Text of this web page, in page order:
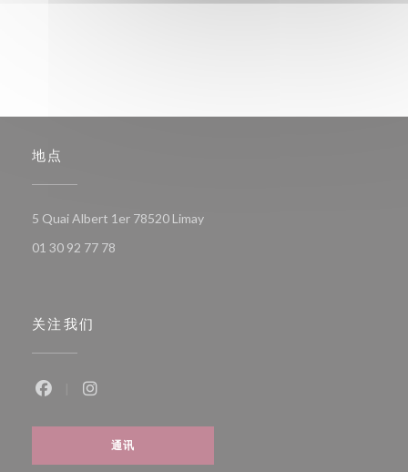
地点
5 Quai Albert 1er 78520 Limay((在新窗口中打开))
01 30 92 77 78
关注我们
通讯